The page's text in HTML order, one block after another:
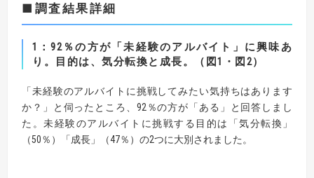
■調査結果詳細
1：92％の方が「未経験のアルバイト」に興味あ
り。目的は、気分転換と成長。（図1・図2）
「未経験のアルバイトに挑戦してみたい気持ちはあります
か？」と伺ったところ、92％の方が「ある」と回答しまし
た。未経験のアルバイトに挑戦する目的は「気分転換」
（50％）「成長」（47％）の2つに大別されました。